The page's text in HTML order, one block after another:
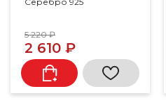
5 220 ₽
2 610 ₽